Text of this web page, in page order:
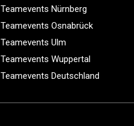
Teamevents Nürnberg
Teamevents Osnabrück
Teamevents Ulm
Teamevents Wuppertal
Teamevents Deutschland